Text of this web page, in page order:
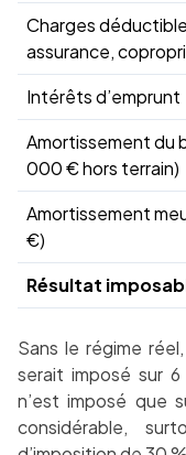
Charges
assurance,
Intérêts d’emprunt
Amortissement du
000 € hors terrain)
Amortissement
€)
Résultat
Sans le régime
serait imposé sur
n’est imposé que
considérable,